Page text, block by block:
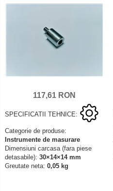
117,61 RON
SPECIFICATII TEHNICE:
Categorie de produse:
Instrumente de masurare
Dimensiuni carcasa (fara piese
detasabile): 30×14×14 mm
Greutate neta: 0,05 kg